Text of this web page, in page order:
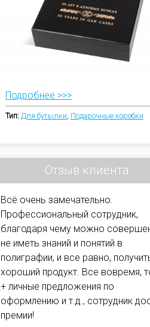
Подробнее >>>
Тип: Для бутылки, Подарочные коробки
Отзыв клиента
Всё очень замечательно.
Профессиональный сотрудник,
благодаря чему можно
не иметь знаний и понятий в
полиграфии, и все равно,
хороший продукт. Все вовремя,
+ личные предложения по
оформлению и т.д., сотрудник
премии!